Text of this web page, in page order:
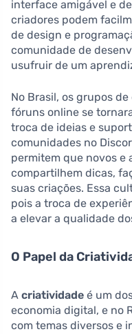
interface amigável e
criadores podem
de design e
comunidade de
usufruir de um
No Brasil, os grupos
fóruns online se
troca de ideias e
comunidades no
permitem que novos e
compartilhem dicas,
suas criações. Essa
pois a troca de
a elevar a qualidade
O Papel da
A criatividade é um
economia digital, e no
com temas diversos e